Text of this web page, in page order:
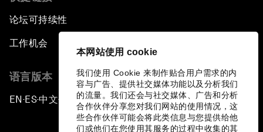
本网站使用 cookie
我们使用 Cookie 来制作贴合用户需求的内
容与广告、提供社交媒体功能以及分析我们
的流量。我们还会与社交媒体、广告和分析
合作伙伴分享您对我们网站的使用情况，这
些合作伙伴可能会将此类信息与您提供给他
们或他们在您使用其服务的过程中收集的其
论坛可持续性
工作机会
语言版本
EN ▪ES▪中文▪ 日本語